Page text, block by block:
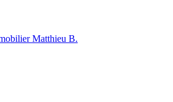
Matthieu B.